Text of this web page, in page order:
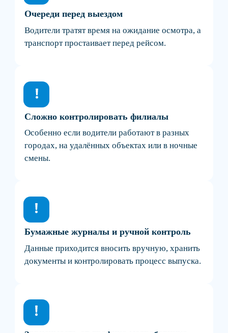
Данные приходится вносить вручную, хранить
документы и контролировать процесс выпуска.
Зависимость от графика медработника
Если специалист недоступен, выпуск
транспорта может задерживаться.
Дистанционный формат помогает
автоматизировать выпуск водителей на линию,
сократить простой транспорта и упростить
контроль осмотров.
Как проходит дистанционный
предрейсовый медосмотр?
медосмотр,рассказали в блоге, если вкратце:
водитель проходит осмотр через специальный
Авторизация водителя
Система идентифицирует водителя через
персональный доступ.